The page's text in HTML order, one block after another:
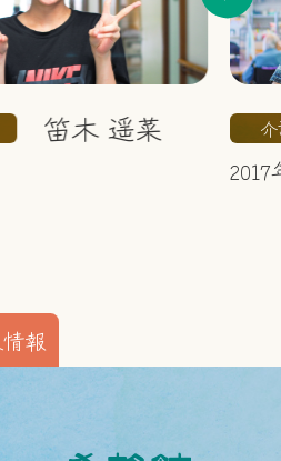
笛木 遥菜 介
2017
報